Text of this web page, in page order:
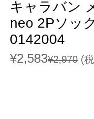
キャラバン
neo 2Pソッ
0142004
¥2,583¥2,970 (